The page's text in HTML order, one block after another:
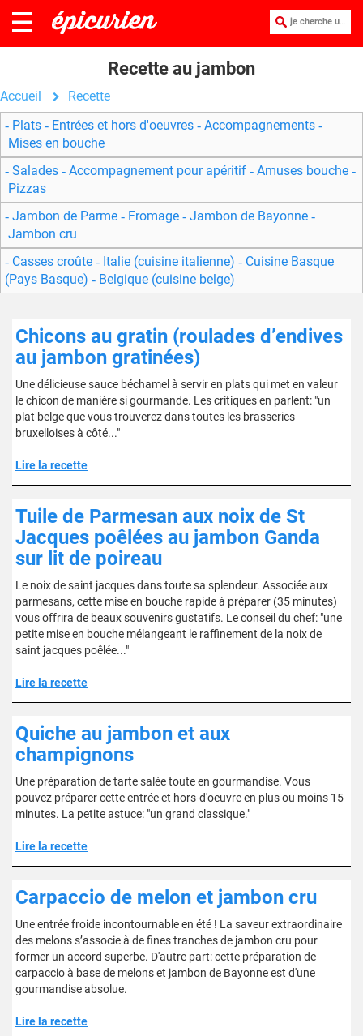
je cherche une recette :
Recette au jambon
Accueil
Recette
Plats
Entrées et hors d'oeuvres
Accompagnements
Mises en bouche
Salades
Accompagnement pour apéritif
Amuses bouche
Pizzas
Jambon de Parme
Fromage
Jambon de Bayonne
Jambon cru
Casses croûte
Italie (cuisine italienne)
Cuisine Basque
(Pays Basque)
Belgique (cuisine belge)
Chicons au gratin (roulades d’endives
au jambon gratinées)
Une délicieuse sauce béchamel à servir en plats qui met en valeur
le chicon de manière si gourmande. Les critiques en parlent: "un
plat belge que vous trouverez dans toutes les brasseries
bruxelloises à côté..."
Lire la recette
Tuile de Parmesan aux noix de St
Jacques poêlées au jambon Ganda
sur lit de poireau
Le noix de saint jacques dans toute sa splendeur. Associée aux
parmesans, cette mise en bouche rapide à préparer (35 minutes)
vous offrira de beaux souvenirs gustatifs. Le conseil du chef: "une
petite mise en bouche mélangeant le raffinement de la noix de
saint jacques poêlée..."
Lire la recette
Quiche au jambon et aux
champignons
Une préparation de tarte salée toute en gourmandise. Vous
pouvez préparer cette entrée et hors-d'oeuvre en plus ou moins 15
minutes. La petite astuce: "un grand classique."
Lire la recette
Carpaccio de melon et jambon cru
Une entrée froide incontournable en été ! La saveur extraordinaire
des melons s’associe à de fines tranches de jambon cru pour
former un accord superbe. D'autre part: cette préparation de
carpaccio à base de melons et jambon de Bayonne est d'une
gourmandise absolue.
Lire la recette